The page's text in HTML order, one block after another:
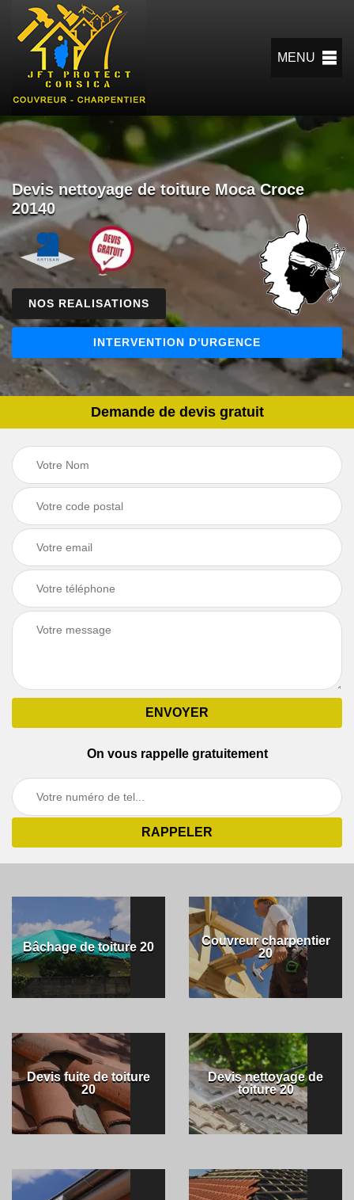
MENU
Devis nettoyage de toiture Moca Croce
20140
NOS REALISATIONS
INTERVENTION D'URGENCE
Demande de devis gratuit
On vous rappelle gratuitement
Bâchage de toiture 20
Couvreur charpentier
20
Devis fuite de toiture
20
Devis nettoyage de
toiture 20